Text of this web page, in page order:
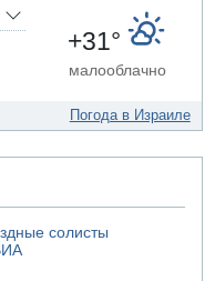
солдата
хуситов и
+31°
малооблачно
Погода в Израиле
солисты